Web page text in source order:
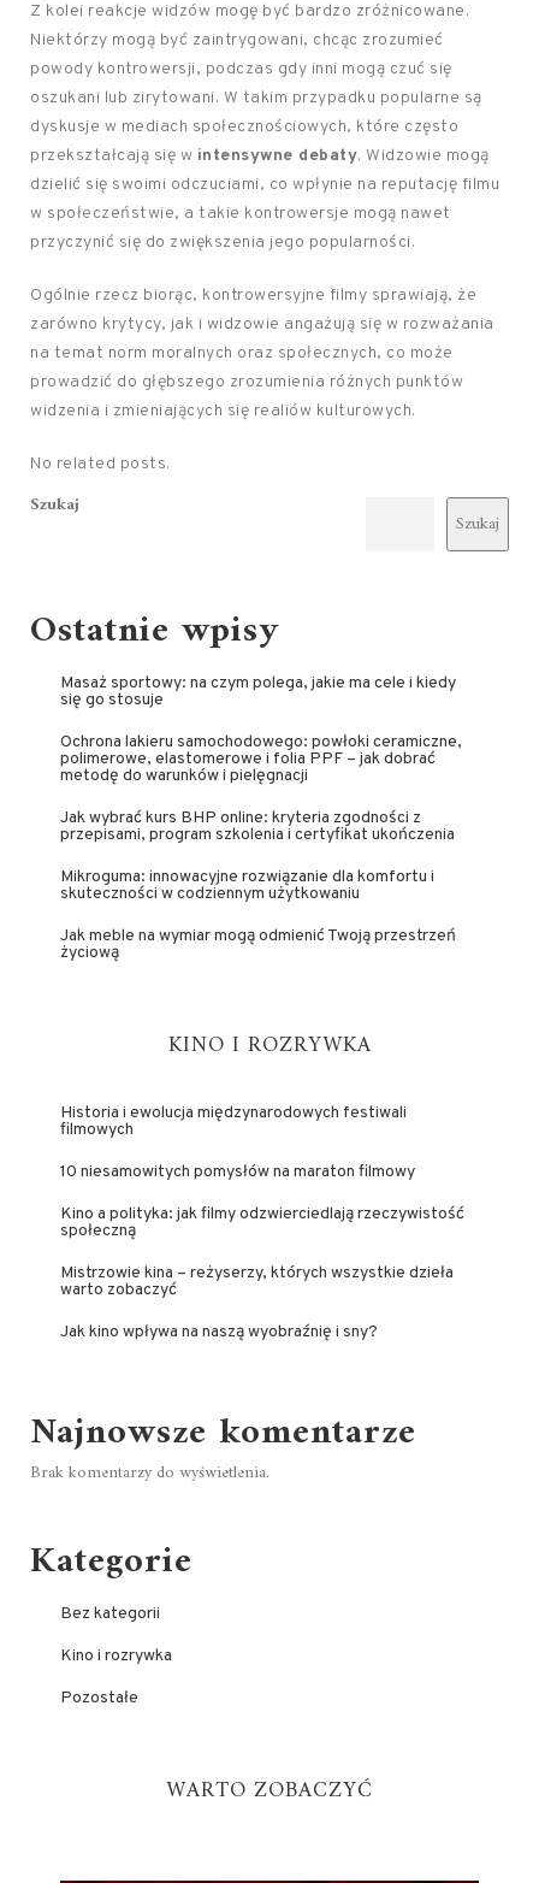
Z kolei reakcje widzów mogę być bardzo zróżnicowane.
Niektórzy mogą być zaintrygowani, chcąc zrozumieć
powody kontrowersji, podczas gdy inni mogą czuć się
oszukani lub zirytowani. W takim przypadku popularne są
dyskusje w mediach społecznościowych, które często
przekształcają się w intensywne debaty. Widzowie mogą
dzielić się swoimi odczuciami, co wpłynie na reputację filmu
w społeczeństwie, a takie kontrowersje mogą nawet
przyczynić się do zwiększenia jego popularności.
Ogólnie rzecz biorąc, kontrowersyjne filmy sprawiają, że
zarówno krytycy, jak i widzowie angażują się w rozważania
na temat norm moralnych oraz społecznych, co może
prowadzić do głębszego zrozumienia różnych punktów
widzenia i zmieniających się realiów kulturowych.
No related posts.
Szukaj
Szukaj
Ostatnie wpisy
Masaż sportowy: na czym polega, jakie ma cele i kiedy
się go stosuje
Ochrona lakieru samochodowego: powłoki ceramiczne,
polimerowe, elastomerowe i folia PPF – jak dobrać
metodę do warunków i pielęgnacji
Jak wybrać kurs BHP online: kryteria zgodności z
przepisami, program szkolenia i certyfikat ukończenia
Mikroguma: innowacyjne rozwiązanie dla komfortu i
skuteczności w codziennym użytkowaniu
Jak meble na wymiar mogą odmienić Twoją przestrzeń
życiową
KINO I ROZRYWKA
Historia i ewolucja międzynarodowych festiwali
filmowych
10 niesamowitych pomysłów na maraton filmowy
Kino a polityka: jak filmy odzwierciedlają rzeczywistość
społeczną
Mistrzowie kina – reżyserzy, których wszystkie dzieła
warto zobaczyć
Jak kino wpływa na naszą wyobraźnię i sny?
Najnowsze komentarze
Brak komentarzy do wyświetlenia.
Kategorie
Bez kategorii
Kino i rozrywka
Pozostałe
WARTO ZOBACZYĆ